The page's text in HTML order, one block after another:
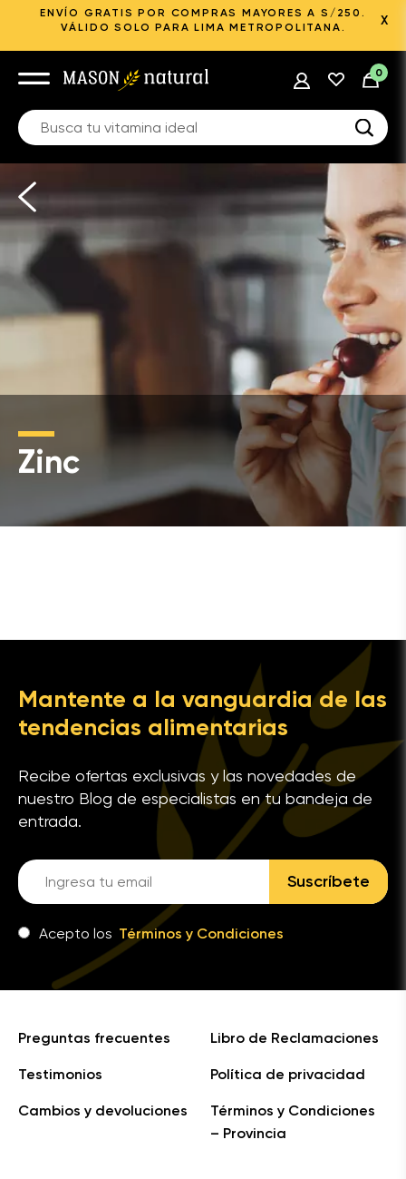
ENVÍO GRATIS POR COMPRAS MAYORES A S/250.
VÁLIDO SOLO PARA LIMA METROPOLITANA.
X
0
Zinc
Mantente a la vanguardia de las
tendencias alimentarias
Recibe ofertas exclusivas y las novedades de
nuestro Blog de especialistas en tu bandeja de
entrada.
Suscríbete
Acepto los Términos y Condiciones
Preguntas frecuentes
Testimonios
Cambios y devoluciones
Libro de Reclamaciones
Política de privacidad
Términos y Condiciones
– Provincia